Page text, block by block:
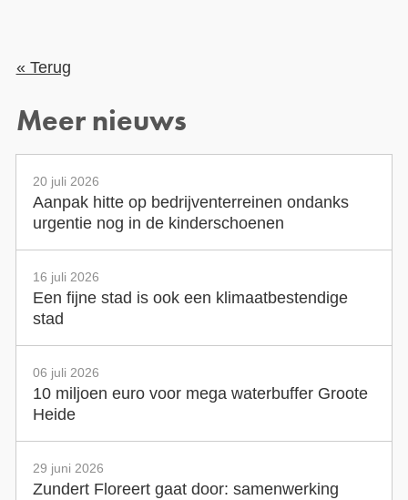
« Terug
Meer nieuws
20 juli 2026
Aanpak hitte op bedrijventerreinen ondanks
urgentie nog in de kinderschoenen
16 juli 2026
Een fijne stad is ook een klimaatbestendige
stad
06 juli 2026
10 miljoen euro voor mega waterbuffer Groote
Heide
29 juni 2026
Zundert Floreert gaat door: samenwerking